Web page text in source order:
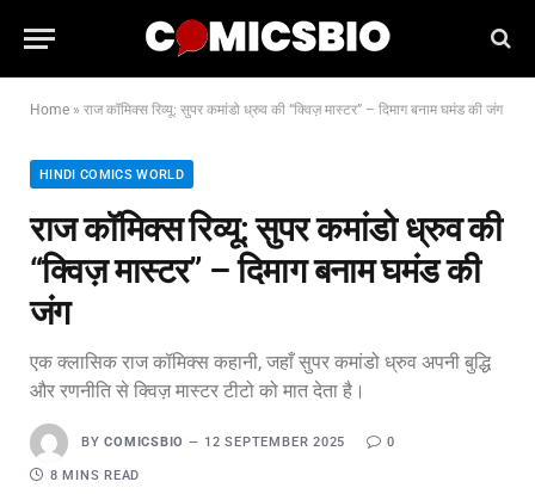
Home » राज कॉमिक्स रिव्यू: सुपर कमांडो ध्रुव की “क्विज़ मास्टर” – दिमाग बनाम घमंड की जंग
HINDI COMICS WORLD
राज कॉमिक्स रिव्यू: सुपर कमांडो ध्रुव की
“क्विज़ मास्टर” – दिमाग बनाम घमंड की
जंग
एक क्लासिक राज कॉमिक्स कहानी, जहाँ सुपर कमांडो ध्रुव अपनी बुद्धि
और रणनीति से क्विज़ मास्टर टीटो को मात देता है।
BY COMICSBIO 12 SEPTEMBER 2025 0
8 MINS READ